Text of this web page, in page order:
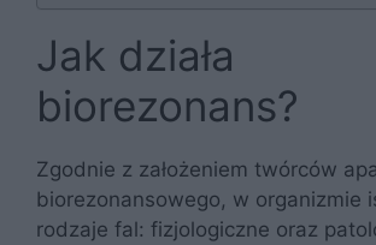
Jak działa
biorezonans?
Zgodnie z założeniem twórców
biorezonansowego, w organizmie
rodzaje fal: fizjologiczne oraz